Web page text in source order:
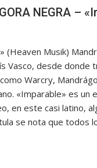
NEGRA –
(Heaven Musik)
Vasco, desde donde
Warcry,
«Imparable» es
en este casi latino,
se nota que todos